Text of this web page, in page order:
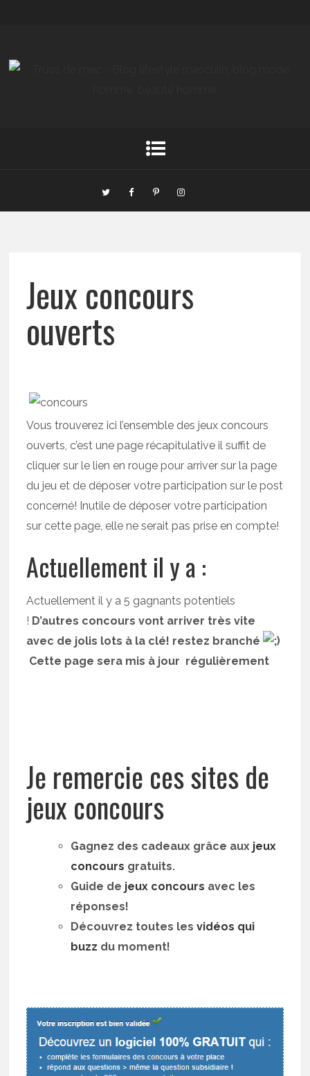
Jeux concours
ouverts
Vous trouverez ici l’ensemble des jeux concours
ouverts, c’est une page récapitulative il suffit de
cliquer sur le lien en rouge pour arriver sur la page
du jeu et de déposer votre participation sur le post
concerné! Inutile de déposer votre participation
sur cette page, elle ne serait pas prise en compte!
Actuellement il y a :
Actuellement il y a 5 gagnants potentiels
! D’autres concours vont arriver très vite
avec de jolis lots à la clé! restez branché
Cette page sera mis à jour régulièrement
Je remercie ces sites de
jeux concours
Gagnez des cadeaux grâce aux jeux
concours gratuits.
Guide de jeux concours avec les
réponses!
Découvrez toutes lesvidéos qui
buzz du moment!